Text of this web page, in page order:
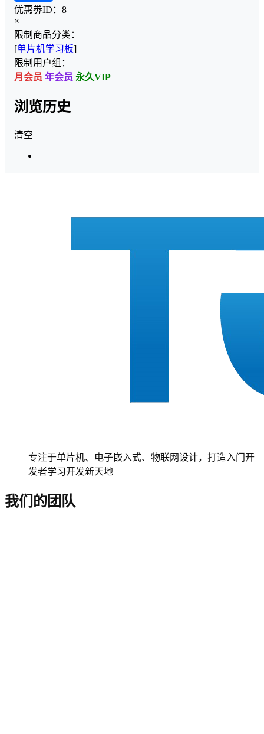
优惠劵ID： 8
×
限制商品分类：
[单片机学习板]
限制用户组：
月会员 年会员 永久VIP
浏览历史
清空
专注于单片机、电子嵌入式、物联网设计，打造入门开
发者学习开发新天地
我们的团队